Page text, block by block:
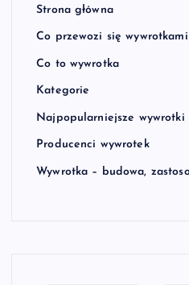
Strona główna
Co przewozi się wywrotkami
Co to wywrotka
Kategorie
Najpopularniejsze wywrotki
Producenci wywrotek
Wywrotka – budowa,